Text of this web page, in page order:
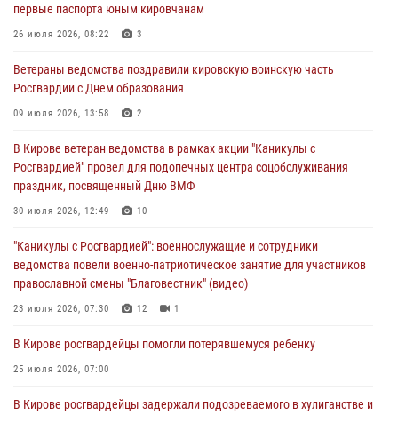
В Кирове офицер Росгвардии стал победителем открытого
шахматного турнира
Директор Росгвардии Герой России генерал армии Виктор Золотов
поздравил специалистов подразделений тыла с профессиональным
01 августа 2026, 07:05
В Кирове росгвардейцы задержали в кафе и сауне подозреваемых
в хулиганстве
первые паспорта юным кировчанам
26 июля 2026, 08:22 3
Ветераны ведомства поздравили кировскую воинскую часть
Росгвардии с Днем образования
09 июля 2026, 13:58 2
В Кирове ветеран ведомства в рамках акции "Каникулы с
Росгвардией" провел для подопечных центра соцобслуживания
праздник, посвященный Дню ВМФ
30 июля 2026, 12:49 10
"Каникулы с Росгвардией": военнослужащие и сотрудники
ведомства повели военно-патриотическое занятие для участников
православной смены "Благовестник" (видео)
23 июля 2026, 07:30 12 1
В Кирове росгвардейцы помогли потерявшемуся ребенку
25 июля 2026, 07:00
В Кирове росгвардейцы задержали подозреваемого в хулиганстве и